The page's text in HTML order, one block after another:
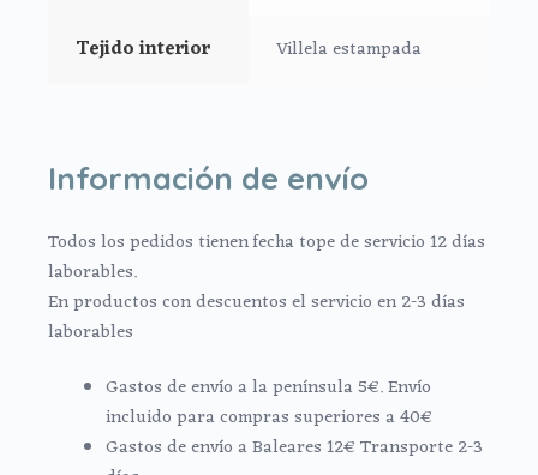
Tejido interior Villela estampada
Información de envío
Todos los pedidos tienen fecha tope de servicio 12 días
laborables.
En productos con descuentos el servicio en 2-3 días
laborables
Gastos de envío a la península 5€. Envío
incluido para compras superiores a 40€
Gastos de envío a Baleares 12€ Transporte 2-3